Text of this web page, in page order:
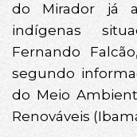
do Mirador já
indígenas
Fernando
segundo
do Meio
Renováveis